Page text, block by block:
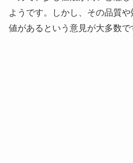
ようです。しかし、その品質
値があるという意見が大多数で